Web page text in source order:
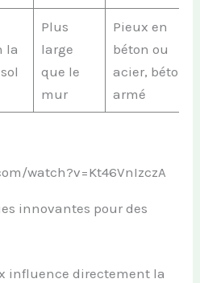
la
Plus
large
que le
mur
Pieux en
béton ou
acier, béton
armé
watch?v=Kt46VnIzczA
innovantes pour des
influence directement la